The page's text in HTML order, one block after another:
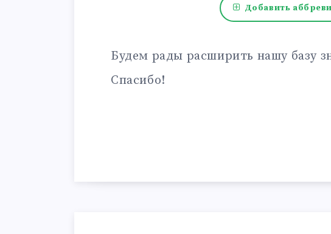
Добавить
Будем рады расширить нашу базу
Спасибо!